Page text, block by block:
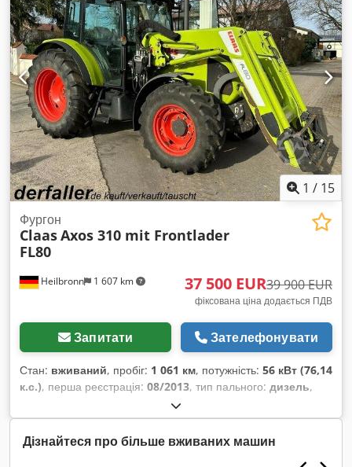
1 / 15
Heilbronn 1 607 km
Фургон
ClaasAxos 310 mit Frontlader
FL80
37 500 EUR39 900 EUR
фіксована ціна додається ПДВ
Запитати Зателефонувати
Стан: вживаний, пробіг: 1 061 км, потужність: 56 кВт (76,14
к.с.), перша реєстрація: 08/2013, тип пального: дизель,
, колір:зелений
механічний, підвіска:інше, кількість місць:2, мотогодини:
1 061 h, Обладнання:кабіна, повний привід,
Дізнайтеся про більше вживаних машин